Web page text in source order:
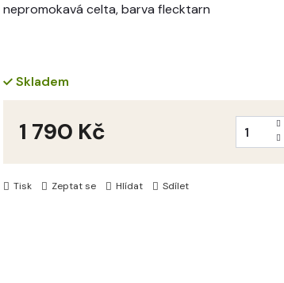
nepromokavá celta, barva flecktarn
Tisk Zeptat se Hlídat Sdílet
Skladem
1 790 Kč